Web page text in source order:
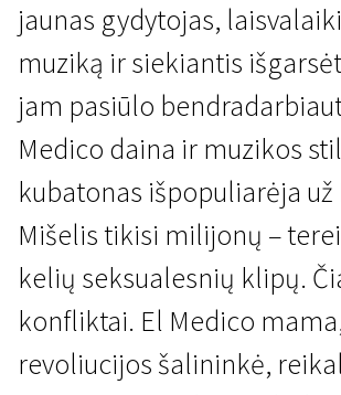
Neišgalvotas gyvenimas
El Medico.
1 val. 26 min. | Drama, Dokumentinis | N/A
jaunas gydytojas,
muziką ir siekiantis
jam pasiūlo
Medico daina ir muzikos
kubatonas išpopuliarėja už
Mišelis tikisi milijonų –
kelių seksualesnių klipų.
konfliktai. El Medico
revoliucijos šalininkė,